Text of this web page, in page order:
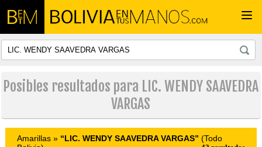
Posibles resultados para LIC. WENDY SAAVEDRA
VARGAS
Amarillas » “LIC. WENDY SAAVEDRA VARGAS” (Todo